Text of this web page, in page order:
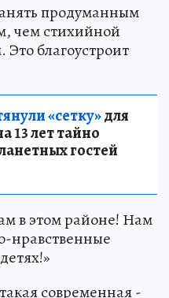
продуманным
чем стихийной
благоустроит
«сетку»для
13 лет тайно
гостей
в этом районе! Нам
нравственные
современная -